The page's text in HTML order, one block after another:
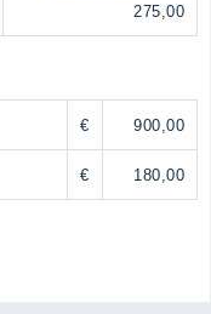
275,00
€ 900,00
€ 180,00